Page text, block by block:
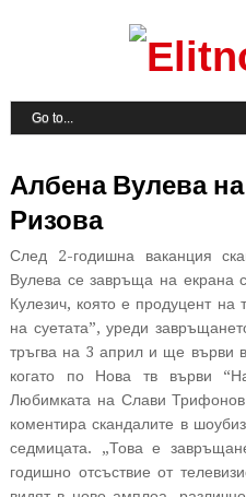
Албена Вулева
Ризова
След 2-годишна ваканция
Вулева се завръща на
Кулезич, която е продуцент на
на суетата”, уреди
тръгва на 3 април и ще върви
когато по Нова тв върви
Любимката на Слави
коментира скандалите в
седмицата. „Това е
годишно отсъствие от